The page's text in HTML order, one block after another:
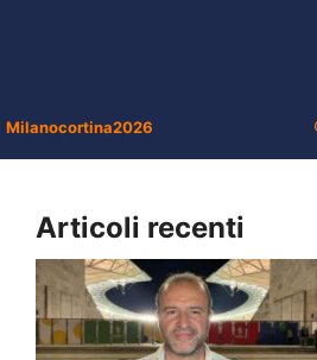
Milanocortina2026
Articoli recenti